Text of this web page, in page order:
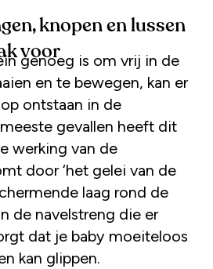
knopen en lussen
voor
en te bewegen, kan er
ontstaan in de
gevallen heeft dit
werking van de
door ‘het gelei van de
laag rond de
de navelstreng die er
dat je baby moeiteloos
kan glippen.